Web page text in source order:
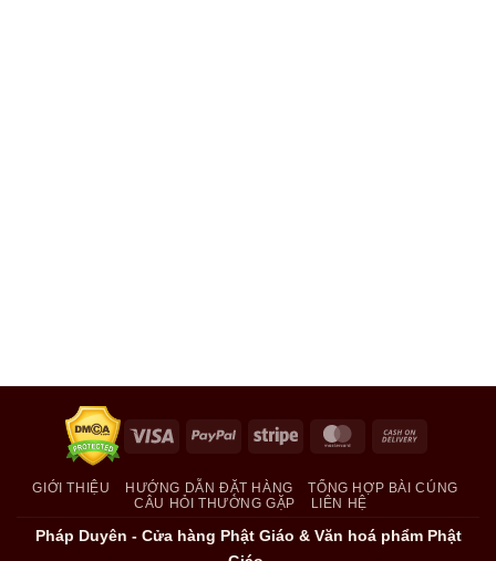
Visa PayPal Stripe MasterCard
Delivery
GIỚI THIỆU HƯỚNG DẪN ĐẶT HÀNG
TỔNG HỢP BÀI CÚNG
CÂU HỎI THƯỜNG GẶP
LIÊN HỆ
Pháp Duyên - Cửa hàng Phật Giáo & Văn hoá phẩm Phật